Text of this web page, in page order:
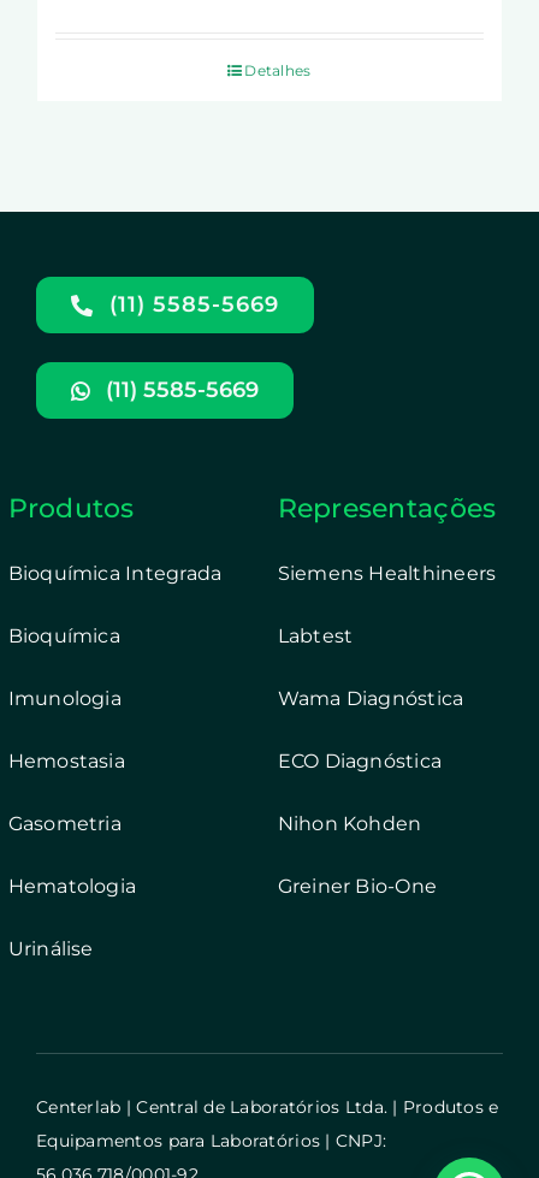
Detalhes
(11) 5585-5669
(11) 5585-5669
Produtos
Bioquímica Integrada
Bioquímica
Imunologia
Hemostasia
Gasometria
Hematologia
Urinálise
Representações
Siemens Healthineers
Labtest
Wama Diagnóstica
ECO Diagnóstica
Nihon Kohden
Greiner Bio-One
Centerlab | Central de Laboratórios Ltda. | Produtos e
Equipamentos para Laboratórios | CNPJ: